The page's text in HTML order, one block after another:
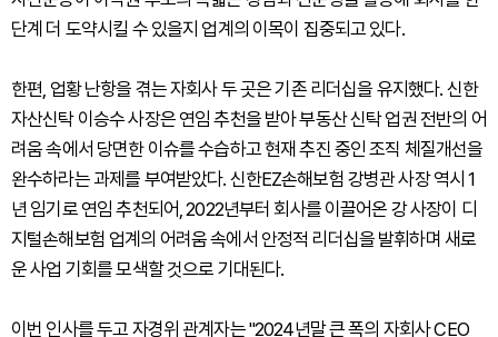
단계 더 도약시킬 수 있을지 업계의 이목이 집중되고 있다.
한편, 업황 난항을 겪는 자회사 두 곳은 기존 리더십을 유지했다. 신한
자산신탁 이승수 사장은 연임 추천을 받아 부동산 신탁 업권 전반의 어
려움 속에서 당면한 이슈를 수습하고 현재 추진 중인 조직 체질개선을
완수하라는 과제를 부여받았다. 신한EZ손해보험 강병관 사장 역시 1
년 임기로 연임 추천되어, 2022년부터 회사를 이끌어온 강 사장이 디
지털손해보험 업계의 어려움 속에서 안정적 리더십을 발휘하며 새로
운 사업 기회를 모색할 것으로 기대된다.
이번 인사를 두고 자경위 관계자는 "2024년말 큰 폭의 자회사 CEO